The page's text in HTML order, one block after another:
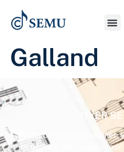
Galland
OVER
SEMU behartigt de rechten
en uitgeeft. We zorgen